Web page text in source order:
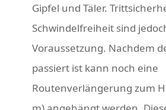
Gipfel und Täler.
Schwindelfreiheit sind
Voraussetzung. Nachdem
passiert ist kann noch eine
Routenverlängerung zum